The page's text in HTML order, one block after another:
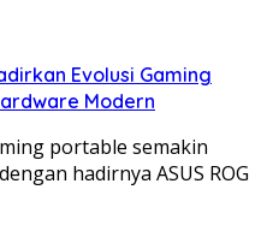
Evolusi Gaming
Modern
portable semakin
hadirnya ASUS ROG